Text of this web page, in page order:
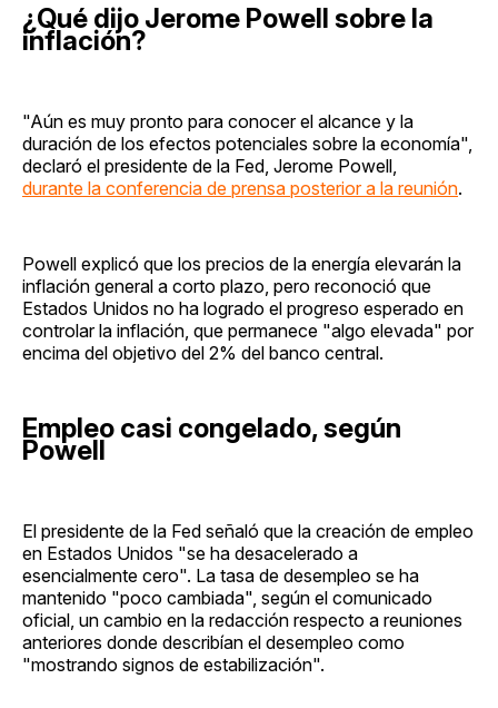
¿Qué dijo Jerome Powell sobre la
inflación?
"Aún es muy pronto para conocer el alcance y la
duración de los efectos potenciales sobre la economía",
declaró el presidente de la Fed, Jerome Powell,
durante la conferencia de prensa posterior a la reunión.
Powell explicó que los precios de la energía elevarán la
inflación general a corto plazo, pero reconoció que
Estados Unidos no ha logrado el progreso esperado en
controlar la inflación, que permanece "algo elevada" por
encima del objetivo del 2% del banco central.
Empleo casi congelado, según
Powell
El presidente de la Fed señaló que la creación de empleo
en Estados Unidos "se ha desacelerado a
esencialmente cero". La tasa de desempleo se ha
mantenido "poco cambiada", según el comunicado
oficial, un cambio en la redacción respecto a reuniones
anteriores donde describían el desempleo como
"mostrando signos de estabilización".